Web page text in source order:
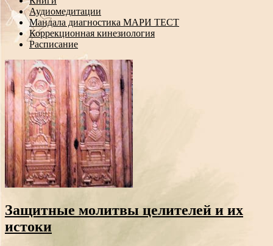
Аудиомедитации
Мандала диагностика МАРИ ТЕСТ
Коррекционная кинезиология
Расписание
Защитные молитвы целителей и их
истоки